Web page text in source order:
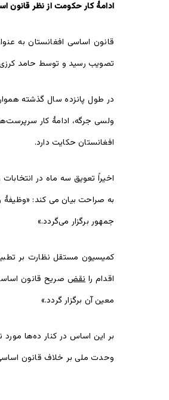
ادامۀ کار حکومت از نظر قانون
قانون اساسی افغانستان به
تصویب رسید و توسط حامد کرزی
در طول پانزده سال گذشته
ولسی جرگه، ادامۀ کار
افغانستان حکایت دارد.
اخیراً تعویق سه ماه در انتخابات ریاست جمهوری که قرار بود در ۳۱حمل سال ۱۳۹۸هـ ش
به صراحت بیان می کند: «وظیفۀ
جمهور برگزار می‌گردد.»
اقدام رانقض صریح قانون
معین آن برگزار گردد.»
بر این اساس در کنار ده‌ها
وحدت ملی بر خلاف قانون